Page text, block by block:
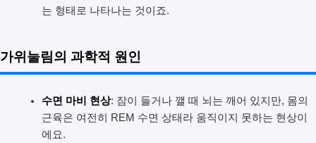
는 형태로 나타나는 것이죠.
가위눌림의 과학적 원인
수면 마비 현상: 잠이 들거나 깰 때 뇌는 깨어 있지만, 몸의
근육은 여전히 REM 수면 상태라 움직이지 못하는 현상이
에요.